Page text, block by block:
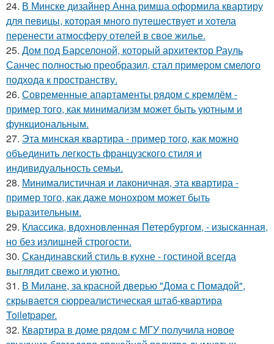
24. В Минске дизайнер Анна римша оформила квартиру
для певицы, которая много путешествует и хотела
перенести атмосферу отелей в свое жилье.
25. Дом под Барселоной, который архитектор Рауль
Санчес полностью преобразил, стал примером смелого
подхода к пространству.
26. Современные апартаменты рядом с кремлём -
пример того, как минимализм может быть уютным и
функциональным.
27. Эта минская квартира - пример того, как можно
объединить легкость французского стиля и
индивидуальность семьи.
28. Минималистичная и лаконичная, эта квартира -
пример того, как даже монохром может быть
выразительным.
29. Классика, вдохновленная Петербургом, - изысканная,
но без излишней строгости.
30. Скандинавский стиль в кухне - гостиной всегда
выглядит свежо и уютно.
31. В Милане, за красной дверью "Дома с Помадой",
скрывается сюрреалистическая штаб-квартира
Toiletpaper.
32. Квартира в доме рядом с МГУ получила новое